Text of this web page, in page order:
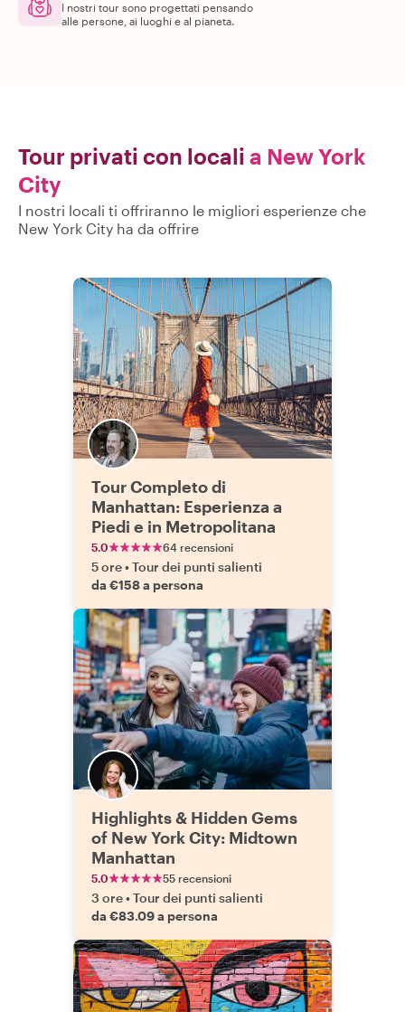
I nostri tour sono progettati pensando
alle persone, ai luoghi e al pianeta.
Tour privati con locali a New York
City
I nostri locali ti offriranno le migliori esperienze che
New York City ha da offrire
Tour Completo di
Manhattan: Esperienza a
Piedi e in Metropolitana
5.0 64 recensioni
5 ore•Tour dei punti salienti
da €158 a persona
Highlights & Hidden Gems
of New York City: Midtown
Manhattan
5.0 55 recensioni
3 ore•Tour dei punti salienti
da €83.09 a persona